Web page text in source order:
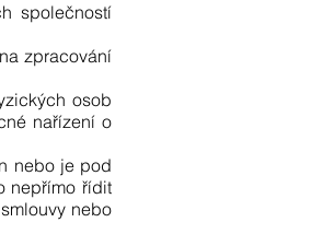
společností
zpracování
osob
nařízení o
nebo je pod
nepřímo řídit
nebo